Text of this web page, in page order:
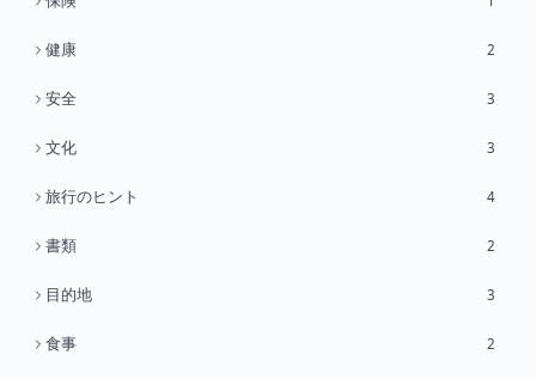
健康 2
安全 3
文化 3
旅行のヒント 4
書類 2
目的地 3
食事 2